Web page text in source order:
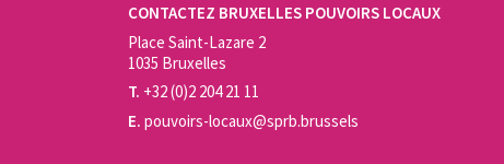
CONTACTEZ BRUXELLES POUVOIRS LOCAUX
Place Saint-Lazare 2
1035 Bruxelles
T. +32 (0)2 204 21 11
E. pouvoirs-locaux@sprb.brussels